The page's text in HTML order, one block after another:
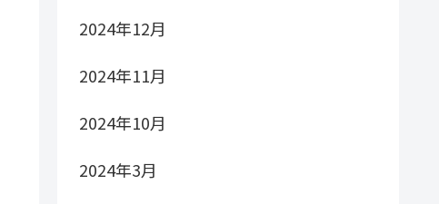
2024年12月
2024年11月
2024年10月
2024年3月